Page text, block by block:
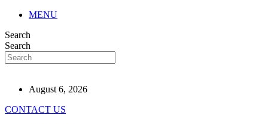
MENU
Search
Search
August 6, 2026
CONTACT US